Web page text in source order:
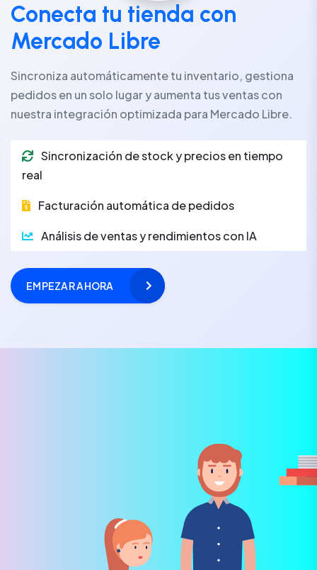
Conecta tu tienda con
Mercado Libre
Sincroniza automáticamente tu inventario, gestiona
pedidos en un solo lugar y aumenta tus ventas con
nuestra integración optimizada para Mercado Libre.
Sincronización de stock y precios en tiempo
real
Facturación automática de pedidos
Análisis de ventas y rendimientos con IA
EMPEZAR AHORA